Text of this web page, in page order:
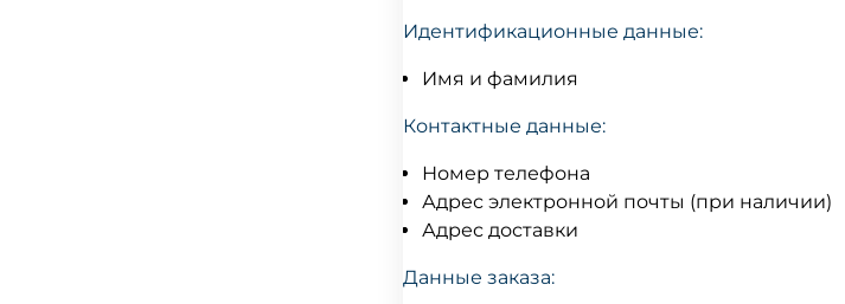
Идентификационные данные:
Имя и фамилия
Контактные данные:
Номер телефона
Адрес электронной почты (при наличии)
Адрес доставки
Данные заказа: